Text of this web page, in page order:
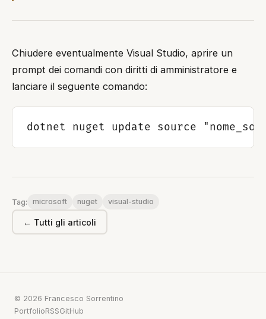
Chiudere eventualmente Visual Studio, aprire un
prompt dei comandi con diritti di amministratore e
lanciare il seguente comando:
Tag: microsoft nuget visual-studio
← Tutti gli articoli
© 2026 Francesco Sorrentino
PortfolioRSSGitHub